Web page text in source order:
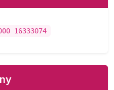
16333074